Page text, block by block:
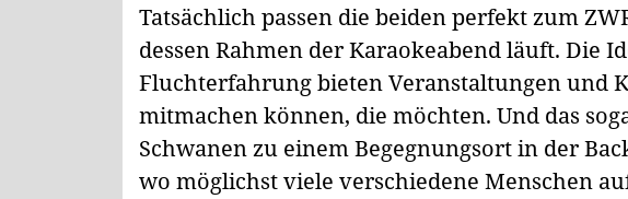
Tatsächlich passen die beiden perfekt zum
dessen Rahmen der Karaokeabend läuft. Die
Fluchterfahrung bieten Veranstaltungen und
mitmachen können, die möchten. Und das
Schwanen zu einem Begegnungsort in der
wo möglichst viele verschiedene Menschen